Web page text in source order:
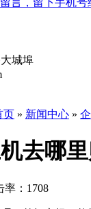
城埠
页 » 新闻中心 »
去哪
率：1708